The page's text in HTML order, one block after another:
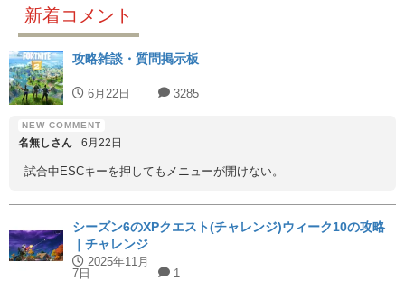
新着コメント
攻略雑談・質問掲示板
6月22日 3285
名無しさん 6月22日
試合中ESCキーを押してもメニューが開けない。
シーズン6のXPクエスト(チャレンジ)ウィーク10の攻略
｜チャレンジ
2025年11月
7日
1